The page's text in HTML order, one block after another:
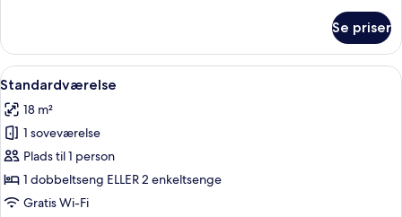
(with
extra
bed)
Se priser
Indlæs
alle
billeder
af
Standardværelse
Et hotelværelse med seng,
9
Standardværelse
18 m²
1 soveværelse
Plads til 1 person
1 dobbeltseng ELLER 2 enkeltsenge
Gratis Wi-Fi